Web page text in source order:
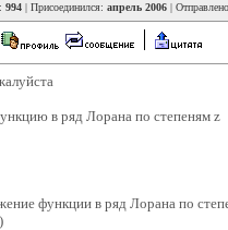
994 | Присоединился: апрель 2006 |
в ряд Лорана по степеням z
функции в ряд Лорана по